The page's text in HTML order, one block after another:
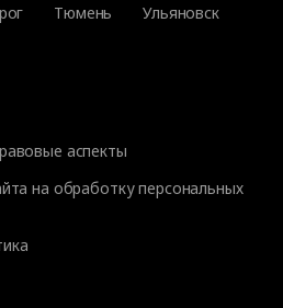
Тюмень
Ульяновск
аспекты
на обработку персональных